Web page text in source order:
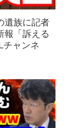
遺族に記者
報「訴える
チャンネ